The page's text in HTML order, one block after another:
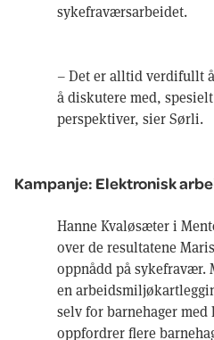
sykefraværsarbeidet.
– Det er alltid verdifullt
å diskutere med,
perspektiver, sier Sørli.
Kampanje: Elektronisk
Hanne Kvaløsæter i
over de resultatene
oppnådd på sykefravær.
en
selv for barnehager
oppfordrer flere